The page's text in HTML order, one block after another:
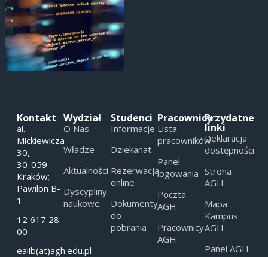
Kontakt
al.
Mickiewicza
30,
30-059
Kraków;
Pawilon B-
1
12 617 28
00
eaiib(at)agh.edu.pl
Wydział
O Nas
Władze
Aktualności
Dyscypliny
naukowe
Studenci
Informacje
Dziekanat
Rezerwacja
online
Dokumenty
do
pobrania
Pracownicy
Lista
pracowników
Panel
logowania
Poczta
AGH
Pracownicy
AGH
Przydatne
linki
Deklaracja
dostępności
Strona
AGH
Mapa
Kampus
AGH
Panel AGH